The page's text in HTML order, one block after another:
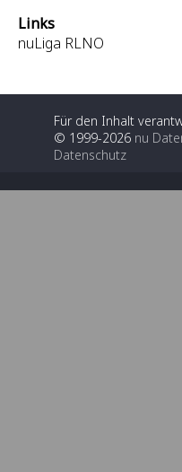
Links
nuLiga RLNO
Für den Inhalt
© 1999-2026 nu
Datenschutz